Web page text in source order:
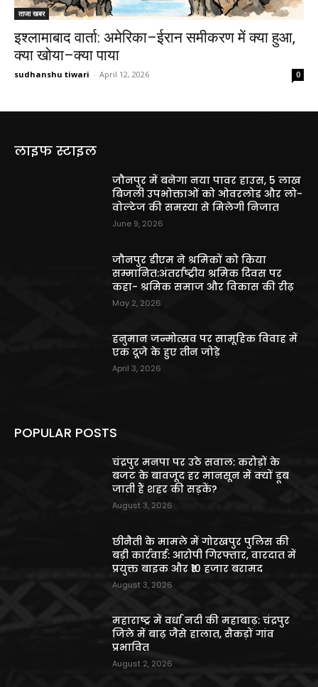
ताजा खबर
इश्लामाबाद वार्ता: अमेरिका–ईरान समीकरण में क्या हुआ,
क्या खोया–क्या पाया
sudhanshu tiwari - April 12, 2026 0
लाइफ स्टाइल
जौनपुर में बनेगा नया पावर हाउस, 5 लाख
बिजली उपभोक्ताओं को ओवरलोड और लो-
वोल्टेज की समस्या से मिलेगी निजात
June 9, 2026
जौनपुर डीएम ने श्रमिकों को किया
सम्मानित:अंतर्राष्ट्रीय श्रमिक दिवस पर
कहा- श्रमिक समाज और विकास की रीढ़
May 2, 2026
हनुमान जन्मोत्सव पर सामूहिक विवाह में
एक दूजे के हुए तीन जोड़े
April 3, 2026
POPULAR POSTS
चंद्रपुर मनपा पर उठे सवाल: करोड़ों के
बजट के बावजूद हर मानसून में क्यों डूब
जाती हैं शहर की सड़कें?
August 3, 2026
छीनैती के मामले में गोरखपुर पुलिस की
बड़ी कार्रवाई: आरोपी गिरफ्तार, वारदात में
प्रयुक्त बाइक और ₹10 हजार बरामद
August 3, 2026
महाराष्ट्र में वर्धा नदी की महाबाढ़: चंद्रपुर
जिले में बाढ़ जैसे हालात, सैकड़ों गांव
प्रभावित
August 2, 2026